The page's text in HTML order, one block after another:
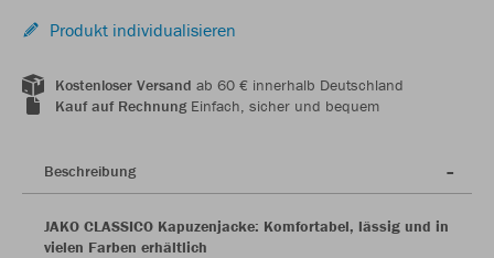
Produkt individualisieren
Kostenloser Versand ab 60 € innerhalb Deutschland
Kauf auf RechnungEinfach, sicher und bequem
Beschreibung
JAKO CLASSICO Kapuzenjacke: Komfortabel, lässig und in
vielen Farben erhältlich